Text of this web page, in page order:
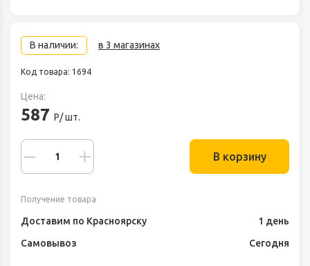
В наличии: в 3 магазинах
Код товара: 1694
Цена:
587 Р/ шт.
В корзину
Получение товара
Доставим по Красноярску
1 день
Самовывоз
Сегодня